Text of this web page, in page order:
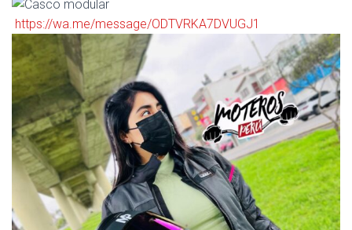
https://wa.me/message/ODTVRKA7DVUGJ1